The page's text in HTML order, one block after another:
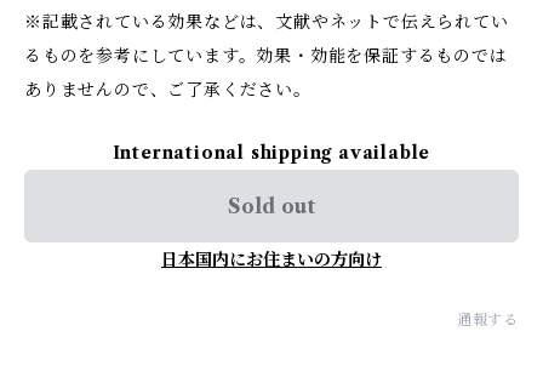
※記載されている効果などは、文献やネットで伝えられてい
るものを参考にしています。効果・効能を保証するものでは
ありませんので、ご了承ください。
International shipping available
Sold out
日本国内にお住まいの方向け
通報する